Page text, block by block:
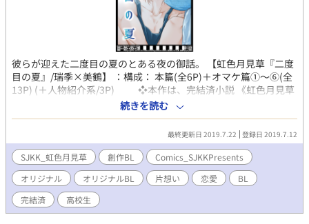
彼らが迎えた二度目の夏のとある夜の御話。 【虹色月見草『二度
目の夏』/瑞季×美鶴】 ：構成： 本篇(全6P)＋オマケ篇①～⑥(全
13P) (＋人物紹介系/3P) ❖本作は、完結済小説 《虹色月見草
❖円環依存型ARC-ツキクサイロ篇 第一部》と 2019年秋連載とな
る《ツキクサイロ編 第二部》の ツナギとなる読切漫画です。 もち
ろん 上記作品を読んでいなくともお楽しみ頂けますが 併せてお読
み頂くとより楽しめるかもしれません。 ＋＋＋補足情報＋＋＋
●『虹色月見草』シリーズとは…？ "自由"を愛して止まない 幼
馴染トリオの「美鶴・真智・洋介」と、 彼らを中心に様々な人々
が紡ぐ様々な物語。 その色とりどりな物語を総括するシリーズ
が 『虹色月見草-にじいろツキミソウ-』です。 ＋＋＋投稿作
品についての注意事項(定型掲載文)＋＋＋ ※当方が創作するすべ
続きを読む
最終更新日 2019.7.22 登録日 2019.7.12
SJKK_虹色月見草 創作BL
Comics_SJKKPresents
オリジナル
オリジナルBL 片想い 恋愛
BL
完結済
高校生